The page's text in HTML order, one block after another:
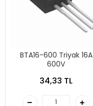
BTA16-600 Triyak 16A
600V
34,33 TL